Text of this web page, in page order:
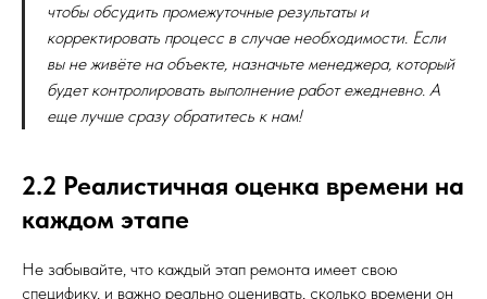
чтобы обсудить промежуточные результаты и
корректировать процесс в случае необходимости. Если
вы не живёте на объекте, назначьте менеджера, который
будет контролировать выполнение работ ежедневно. А
еще лучше сразу обратитесь к нам!
2.2 Реалистичная оценка времени на
каждом этапе
Не забывайте, что каждый этап ремонта имеет свою
специфику, и важно реально оценивать, сколько времени он